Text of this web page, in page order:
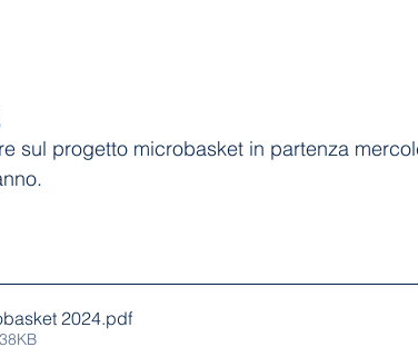
sul progetto microbasket in partenza
2024.pdf